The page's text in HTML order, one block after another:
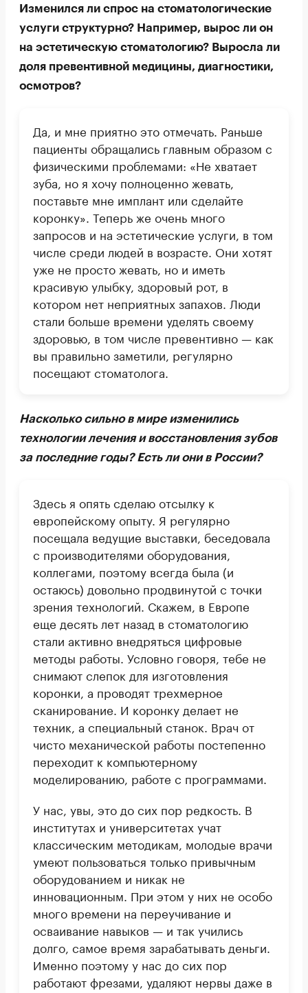
Изменился ли спрос на стоматологические
услуги структурно? Например, вырос ли он
на эстетическую стоматологию? Выросла ли
доля превентивной медицины, диагностики,
осмотров?
Да, и мне приятно это отмечать. Раньше
пациенты обращались главным образом с
физическими проблемами: «Не хватает
зуба, но я хочу полноценно жевать,
поставьте мне имплант или сделайте
коронку». Теперь же очень много
запросов и на эстетические услуги, в том
числе среди людей в возрасте. Они хотят
уже не просто жевать, но и иметь
красивую улыбку, здоровый рот, в
котором нет неприятных запахов. Люди
стали больше времени уделять своему
здоровью, в том числе превентивно — как
вы правильно заметили, регулярно
посещают стоматолога.
Насколько сильно в мире изменились
технологии лечения и восстановления зубов
за последние годы? Есть ли они в России?
Здесь я опять сделаю отсылку к
европейскому опыту. Я регулярно
посещала ведущие выставки, беседовала
с производителями оборудования,
коллегами, поэтому всегда была (и
остаюсь) довольно продвинутой с точки
зрения технологий. Скажем, в Европе
еще десять лет назад в стоматологию
стали активно внедряться цифровые
методы работы. Условно говоря, тебе не
снимают слепок для изготовления
коронки, а проводят трехмерное
сканирование. И коронку делает не
техник, а специальный станок. Врач от
чисто механической работы постепенно
переходит к компьютерному
моделированию, работе с программами.
У нас, увы, это до сих пор редкость. В
институтах и университетах учат
классическим методикам, молодые врачи
умеют пользоваться только привычным
оборудованием и никак не
инновационным. При этом у них не особо
много времени на переучивание и
осваивание навыков — и так учились
долго, самое время зарабатывать деньги.
Именно поэтому у нас до сих пор
работают фрезами, удаляют нервы даже в